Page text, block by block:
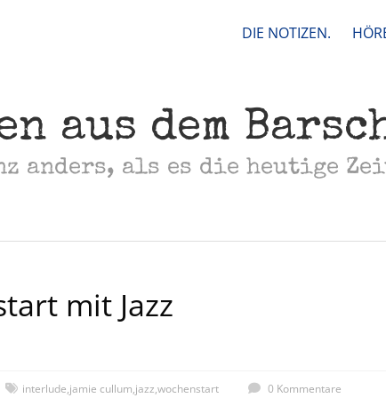
DIE NOTIZEN.
aus dem
anders, als es die heutige
mit Jazz
interlude,jamie cullum,jazz,wochenstart 0 Kommentare